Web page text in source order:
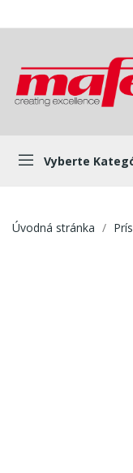
Vyberte
Úvodná stránka